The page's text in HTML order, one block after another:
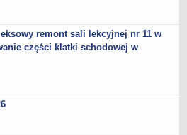
remont sali lekcyjnej nr 11 w
części klatki schodowej w